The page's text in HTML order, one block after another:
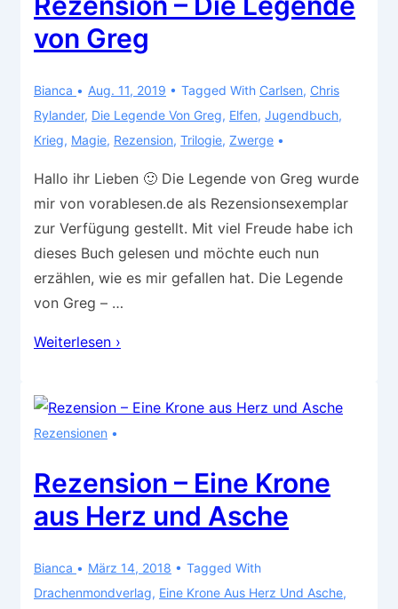
End
3
von Greg
Bianca Aug. 11, 2019 Tagged With Carlsen, Chris
Rylander, Die Legende Von Greg, Elfen, Jugendbuch,
Krieg, Magie, Rezension, Trilogie, Zwerge
Hallo ihr Lieben 🙂 Die Legende von Greg wurde
mir von vorablesen.de als Rezensionsexemplar
zur Verfügung gestellt. Mit viel Freude habe ich
dieses Buch gelesen und möchte euch nun
erzählen, wie es mir gefallen hat. Die Legende
von Greg – …
Rezension
Die
Legende
von
Weiterlesen ›
Rezensionen
Rezension – Eine Krone
aus Herz und Asche
Bianca März 14, 2018
Tagged With
Drachenmondverlag, Eine Krone Aus Herz Und Asche,